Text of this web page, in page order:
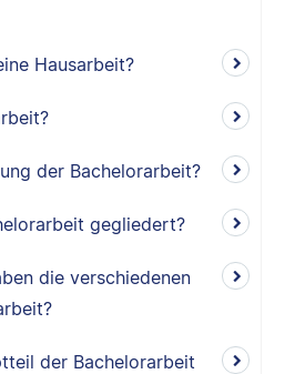
Hausarbeit?
der Bachelorarbeit?
gegliedert?
die verschiedenen
der Bachelorarbeit